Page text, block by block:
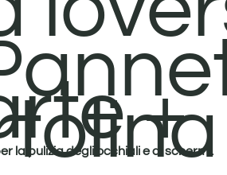
+
la pulizia degli occhiali e di schermi.